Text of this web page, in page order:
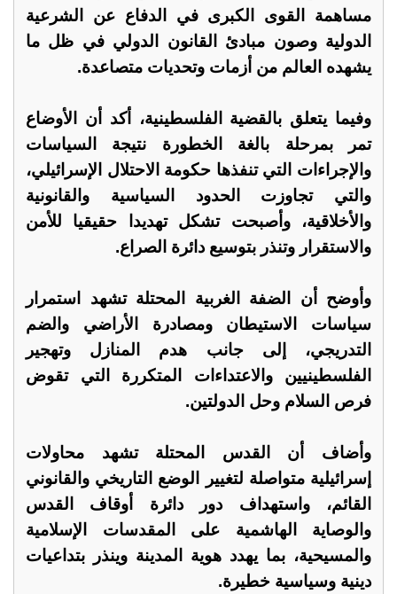
مساهمة القوى الكبرى في الدفاع عن الشرعية
الدولية وصون مبادئ القانون الدولي في ظل ما
يشهده العالم من أزمات وتحديات متصاعدة.
وفيما يتعلق بالقضية الفلسطينية، أكد أن الأوضاع
تمر بمرحلة بالغة الخطورة نتيجة السياسات
والإجراءات التي تنفذها حكومة الاحتلال الإسرائيلي،
والتي تجاوزت الحدود السياسية والقانونية
والأخلاقية، وأصبحت تشكل تهديدا حقيقيا للأمن
والاستقرار وتنذر بتوسيع دائرة الصراع.
وأوضح أن الضفة الغربية المحتلة تشهد استمرار
سياسات الاستيطان ومصادرة الأراضي والضم
التدريجي، إلى جانب هدم المنازل وتهجير
الفلسطينيين والاعتداءات المتكررة التي تقوض
فرص السلام وحل الدولتين.
وأضاف أن القدس المحتلة تشهد محاولات
إسرائيلية متواصلة لتغيير الوضع التاريخي والقانوني
القائم، واستهداف دور دائرة أوقاف القدس
والوصاية الهاشمية على المقدسات الإسلامية
والمسيحية، بما يهدد هوية المدينة وينذر بتداعيات
دينية وسياسية خطيرة.